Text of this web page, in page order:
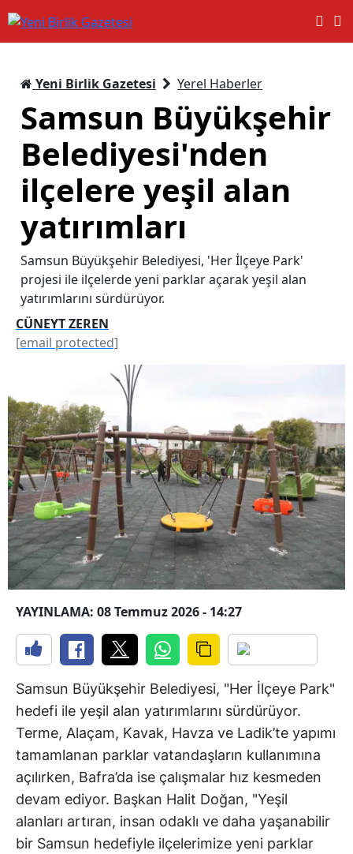
Yeni Birlik Gazetesi Yerel Haberler
Samsun Büyükşehir
Belediyesi'nden
ilçelere yeşil alan
yatırımları
Samsun Büyükşehir Belediyesi, 'Her İlçeye Park'
projesi ile ilçelerde yeni parklar açarak yeşil alan
yatırımlarını sürdürüyor.
CÜNEYT ZEREN
[email protected]
YAYINLAMA: 08 Temmuz 2026 - 14:27
Samsun Büyükşehir Belediyesi, "Her İlçeye Park"
hedefi ile yeşil alan yatırımlarını sürdürüyor.
Terme, Alaçam, Kavak, Havza ve Ladik’te yapımı
tamamlanan parklar vatandaşların kullanımına
açılırken, Bafra’da ise çalışmalar hız kesmeden
devam ediyor. Başkan Halit Doğan, "Yeşil
alanları artıran, insan odaklı ve daha yaşanabilir
bir Samsun hedefiyle ilçelerimize yeni parklar